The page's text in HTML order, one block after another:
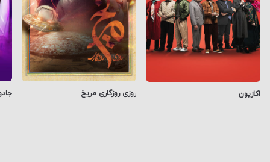
اکازیون روزی روزگاری مریخ